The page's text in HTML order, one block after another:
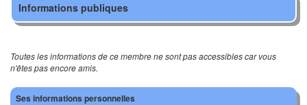
Informations publiques
Toutes les informations de ce membre ne sont pas accessibles car vous
n'êtes pas encore amis.
Ses informations personnelles